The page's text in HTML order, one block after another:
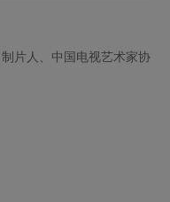
片人、中国电视艺术家协